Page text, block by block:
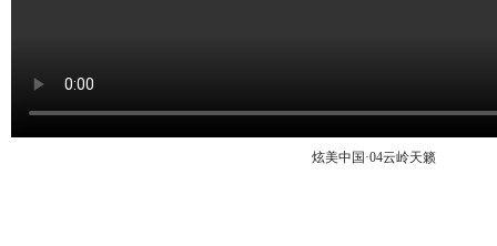
炫美中国·04云岭天籁